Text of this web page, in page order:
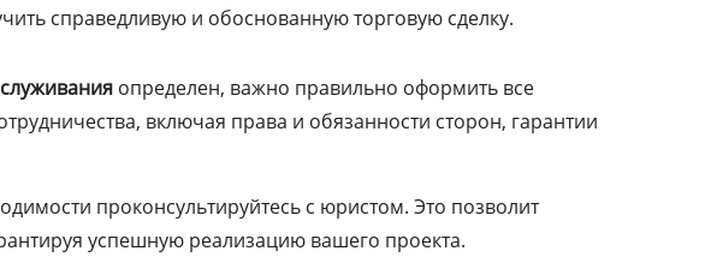
справедливую и обоснованную торговую сделку.
определен, важно правильно оформить все
включая права и обязанности сторон, гарантии
проконсультируйтесь с юристом. Это позволит
успешную реализацию вашего проекта.